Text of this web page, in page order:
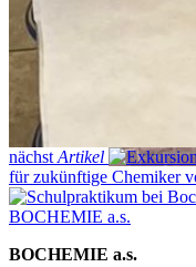
nächst Artikel
für zukünftige Chemiker
BOCHEMIE a.s.
BOCHEMIE a.s.